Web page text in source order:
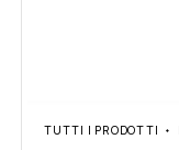
TUTTI I PRODOTTI